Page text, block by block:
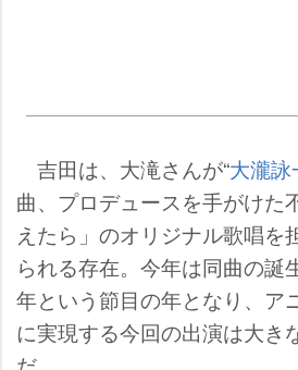
吉田は、大滝さんが“大瀧詠
曲、プロデュースを手がけた
えたら」のオリジナル歌唱を
られる存在。今年は同曲の誕
年という節目の年となり、ア
に実現する今回の出演は大き
だ。